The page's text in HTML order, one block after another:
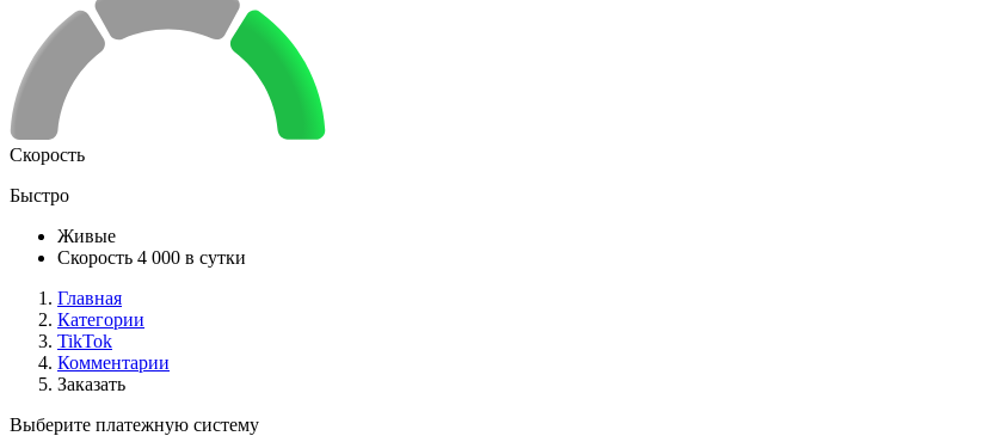
Скорость
Быстро
Живые
Скорость 4 000 в сутки
Главная
Категории
TikTok
Комментарии
Заказать
Выберите платежную систему